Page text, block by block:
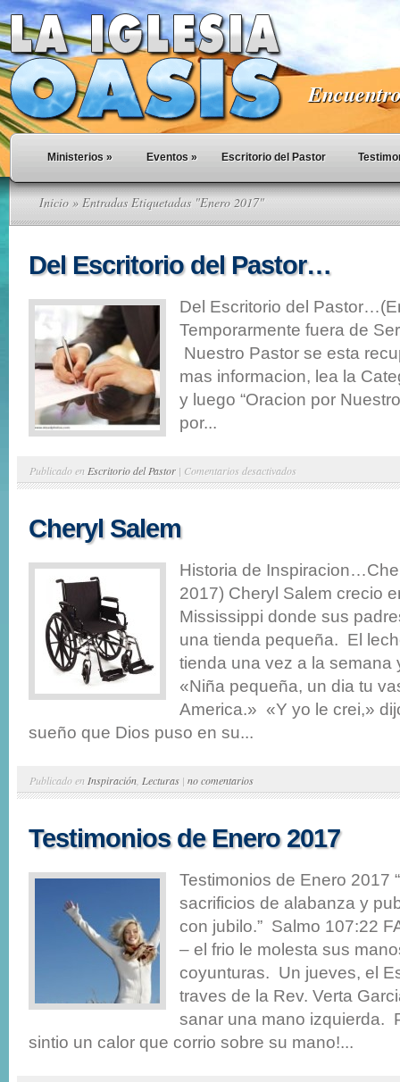
Ministerios » Eventos » Escritorio del Pastor
Inicio » Entradas Etiquetadas "Enero 2017"
Del Escritorio del Pastor…
Del Escritorio del
Temporarmente fuera de
Nuestro Pastor se esta
mas informacion, lea la
y luego “Oracion por
por...
Publicado en Escritorio del Pastor | Comentarios desactivados
Del
Cheryl Salem
Historia de
2017) Cheryl Salem crecio
Mississippi donde sus
una tienda pequeña. El
tienda una vez a la semana
«Niña pequeña, un dia tu
America.» «Y yo le crei,»
sueño que Dios puso en su...
Publicado en Inspiración Lecturas | no comentarios
Testimonios de Enero 2017
Testimonios de Enero 2017
sacrificios de alabanza y
con jubilo.” Salmo 107:22
– el frio le molesta sus
coyunturas. Un jueves, el
traves de la Rev. Verta
sanar una mano izquierda.
sintio un calor que corrio sobre su mano!...